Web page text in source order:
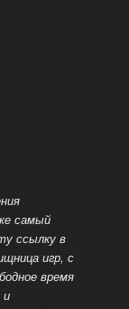
самый
ссылку в
игр, с
время
и